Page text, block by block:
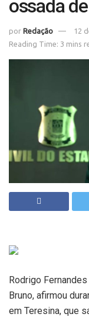
ossada
por Redação
12
Reading Time: 3 mins
Rodrigo
Bruno, afirmou
em Teresina, que